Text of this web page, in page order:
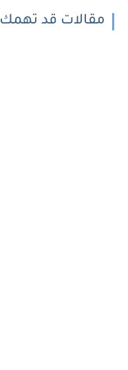
مقالات قد تهمك